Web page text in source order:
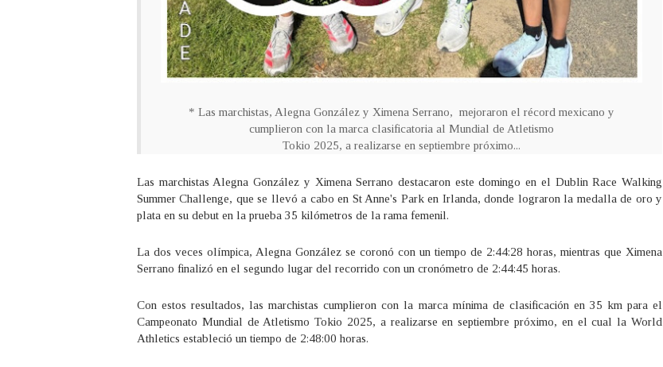
* Las marchistas, Alegna González y Ximena Serrano, mejoraron el récord mexicano y
cumplieron con la marca clasificatoria al Mundial de Atletismo
Tokio 2025, a realizarse en septiembre próximo...
Las marchistas Alegna González y Ximena Serrano destacaron este domingo en el Dublin Race Walking
Summer Challenge, que se llevó a cabo en St Anne's Park en Irlanda, donde lograron la medalla de oro y
plata en su debut en la prueba 35 kilómetros de la rama femenil.
La dos veces olímpica, Alegna González se coronó con un tiempo de 2:44:28 horas, mientras que Ximena
Serrano finalizó en el segundo lugar del recorrido con un cronómetro de 2:44:45 horas.
Con estos resultados, las marchistas cumplieron con la marca mínima de clasificación en 35 km para el
Campeonato Mundial de Atletismo Tokio 2025, a realizarse en septiembre próximo, en el cual la World
Athletics estableció un tiempo de 2:48:00 horas.